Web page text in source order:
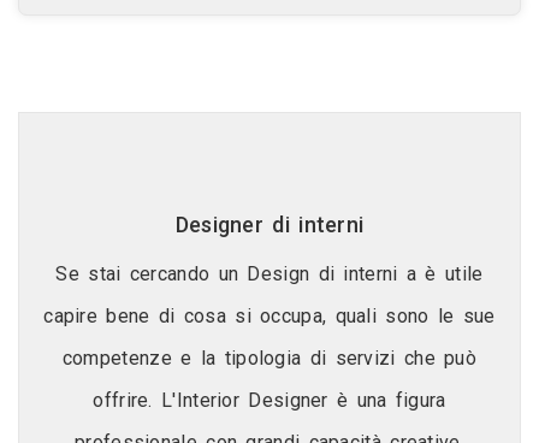
Designer di interni
Se stai cercando un Design di interni a è utile
capire bene di cosa si occupa, quali sono le sue
competenze e la tipologia di servizi che può
offrire. L'Interior Designer è una figura